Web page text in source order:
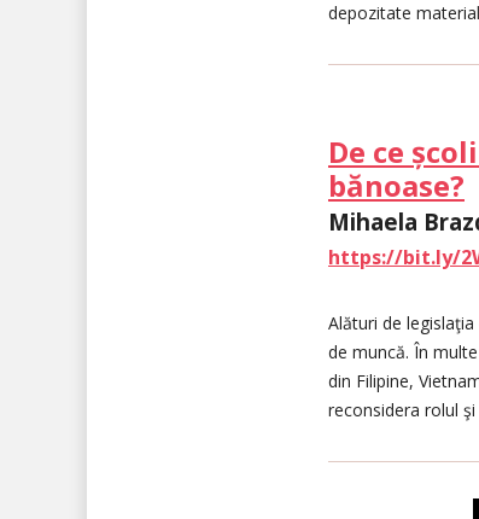
depozitate
De ce
bănoase?
Mihaela
https://bit.ly/
Alături de
de muncă. În
din Filipine,
reconsidera rolul